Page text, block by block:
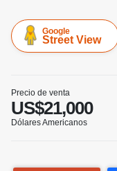
Google
Street View
Precio de venta
US$21,000
Dólares Americanos